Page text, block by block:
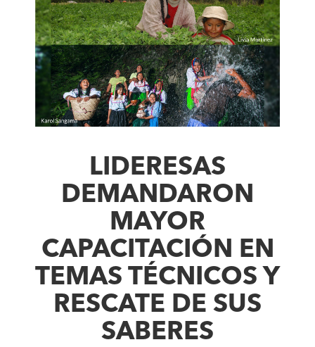
LIDERESAS
DEMANDARON
MAYOR
CAPACITACIÓN EN
TEMAS TÉCNICOS Y
RESCATE DE SUS
SABERES